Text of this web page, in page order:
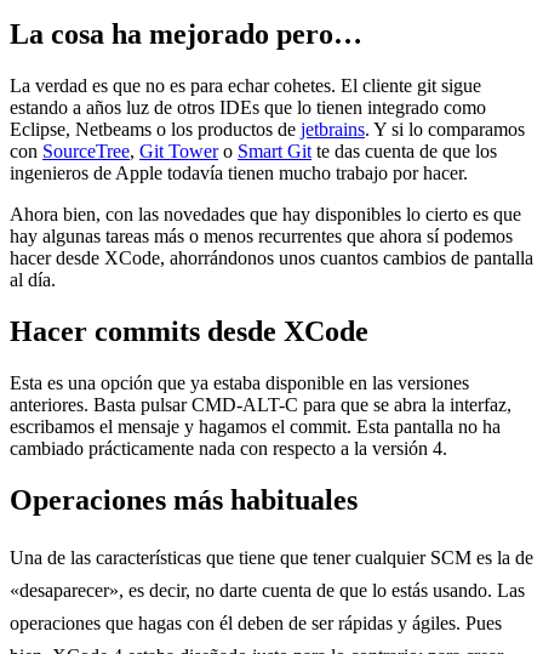
La cosa ha mejorado pero…
La verdad es que no es para echar cohetes. El cliente git sigue
estando a años luz de otros IDEs que lo tienen integrado como
Eclipse, Netbeams o los productos de jetbrains. Y si lo comparamos
con SourceTree, Git Towero Smart Git te das cuenta de que los
ingenieros de Apple todavía tienen mucho trabajo por hacer.
Ahora bien, con las novedades que hay disponibles lo cierto es que
hay algunas tareas más o menos recurrentes que ahora sí podemos
hacer desde XCode, ahorrándonos unos cuantos cambios de pantalla
al día.
Hacer commits desde XCode
Esta es una opción que ya estaba disponible en las versiones
anteriores. Basta pulsar CMD-ALT-C para que se abra la interfaz,
escribamos el mensaje y hagamos el commit. Esta pantalla no ha
cambiado prácticamente nada con respecto a la versión 4.
Operaciones más habituales
Una de las características que tiene que tener cualquier SCM es la de
«desaparecer», es decir, no darte cuenta de que lo estás usando. Las
operaciones que hagas con él deben de ser rápidas y ágiles. Pues